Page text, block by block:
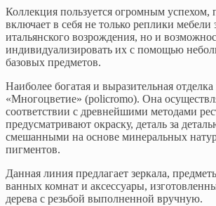
Коллекция пользуется огромным успехом,
включает в себя не только реплики мебели
итальянского возрождения, но и
индивидуализировать их с помощью
базовых предметов.
Наиболее богатая и выразительная отделка
«Многоцветие» (policromo). Она
соответствии с древнейшими методами
предусматривают окраску, деталь за
смешанными на основе минеральных
пигментов.
Данная линия предлагает зеркала,
ванных комнат и аксессуары,
дерева с резьбой выполненной вручную.